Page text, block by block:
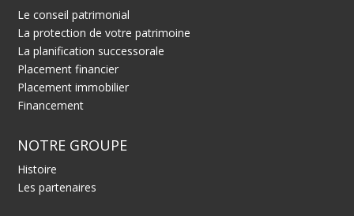
Le conseil patrimonial
La protection de votre patrimoine
La planification successorale
Placement financier
Placement immobilier
Financement
NOTRE GROUPE
Histoire
Les partenaires